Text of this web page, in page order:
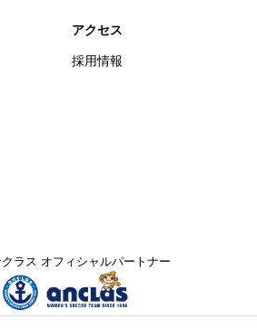
アクセス
採用情報
ラス オフィシャルパートナー